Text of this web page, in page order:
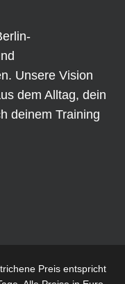
Unsere Vision
dem Alltag, dein
deinem Training
Preis entspricht